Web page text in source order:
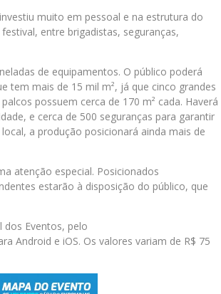
muito em pessoal e na estrutura do
entre brigadistas, seguranças,
de equipamentos. O público poderá
tem mais de 15 mil m², já que cinco grandes
possuem cerca de 170 m² cada. Haverá
e cerca de 500 seguranças para garantir
a produção posicionará ainda mais de
atenção especial. Posicionados
estarão à disposição do público, que
dos Eventos, pelo
Android e iOS. Os valores variam de R$ 75